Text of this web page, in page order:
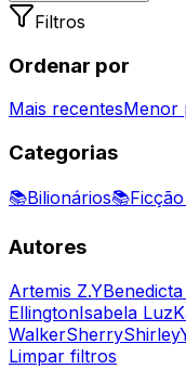
Filtros
Ordenar por
Mais recentesMenor
Categorias
📚Bilionários📚
Autores
Artemis Z.Y
EllingtonIsabela Luz
WalkerSherryShirley
Limpar filtros